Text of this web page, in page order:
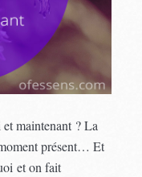
maintenant ? La
présent… Et
et on fait